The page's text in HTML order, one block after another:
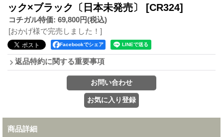
ック×ブラック〔日本未発売〕 [CR324]
コチガル特価: 69,800円(税込)
[おかげ様で完売しました！]
Facebookでシェア
返品特約に関する重要事項
商品詳細